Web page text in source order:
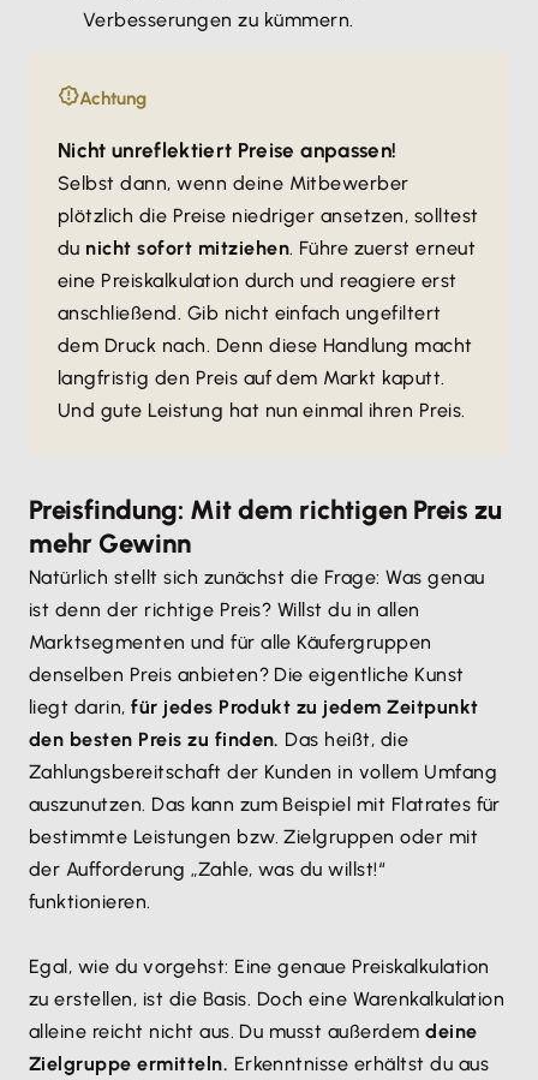
Verbesserungen zu kümmern.
Achtung
Nicht unreflektiert Preise anpassen!
Selbst dann, wenn deine Mitbewerber
plötzlich die Preise niedriger ansetzen, solltest
du nicht sofort mitziehen. Führe zuerst erneut
eine Preiskalkulation durch und reagiere erst
anschließend. Gib nicht einfach ungefiltert
dem Druck nach. Denn diese Handlung macht
langfristig den Preis auf dem Markt kaputt.
Und gute Leistung hat nun einmal ihren Preis.
Preisfindung: Mit dem richtigen Preis zu
mehr Gewinn
Natürlich stellt sich zunächst die Frage: Was genau
ist denn der richtige Preis? Willst du in allen
Marktsegmenten und für alle Käufergruppen
denselben Preis anbieten? Die eigentliche Kunst
liegt darin,für jedes Produkt zu jedem Zeitpunkt
den besten Preis zu finden. Das heißt, die
Zahlungsbereitschaft der Kunden in vollem Umfang
auszunutzen. Das kann zum Beispiel mit Flatrates für
bestimmte Leistungen bzw. Zielgruppen oder mit
der Aufforderung „Zahle, was du willst!“
funktionieren.
Egal, wie du vorgehst: Eine genaue Preiskalkulation
zu erstellen, ist die Basis. Doch eine Warenkalkulation
alleine reicht nicht aus. Du musst außerdemdeine
Zielgruppe ermitteln. Erkenntnisse erhältst du aus